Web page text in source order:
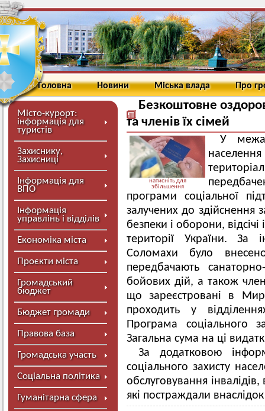
Головна Новини Міська влада Про
Місто-курорт:
інформація для
туристів
Захиснику,
Захисниці
Інформація для
ВПО
Інформація
управлінь і відділів
Економіка міста
Проєкти міста
Громадський
бюджет
Бюджет громади
Правова база
Громадська участь
Соціальна політика
Гуманітарна сфера
Безкоштовне
та членів їх сімей
натисніть для
збільшення
У
програми соціальної
залучених до здійснення
безпеки і оборони,
території України. За
Соломахи було
передбачають
бойових дій, а також
що зареєстровані в
проходить у
Програма соціального
Загальна сума на ці
За додатковою
соціального захисту
обслуговування
які постраждали